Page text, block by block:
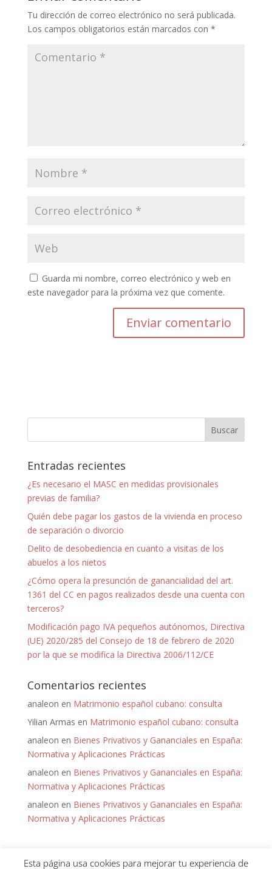
Tu dirección de correo electrónico no será publicada.
Los campos obligatorios están marcados con *
Guarda mi nombre, correo electrónico y web en
este navegador para la próxima vez que comente.
Entradas recientes
¿Es necesario el MASC en medidas provisionales
previas de familia?
Quién debe pagar los gastos de la vivienda en proceso
de separación o divorcio
Delito de desobediencia en cuanto a visitas de los
abuelos a los nietos
¿Cómo opera la presunción de ganancialidad del art.
1361 del CC en pagos realizados desde una cuenta con
terceros?
Modificación pago IVA pequeños autónomos, Directiva
(UE) 2020/285 del Consejo de 18 de febrero de 2020
por la que se modifica la Directiva 2006/112/CE
Comentarios recientes
analeon en Matrimonio español cubano: consulta
Yilian Armas en Matrimonio español cubano: consulta
analeon en Bienes Privativos y Gananciales en España:
Normativa y Aplicaciones Prácticas
analeon en Bienes Privativos y Gananciales en España:
Normativa y Aplicaciones Prácticas
analeon en Bienes Privativos y Gananciales en España:
Normativa y Aplicaciones Prácticas
Esta página usa cookies para mejorar tu experiencia de